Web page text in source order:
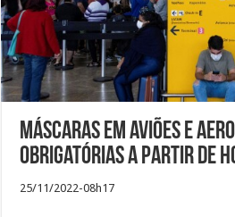
Máscaras em aviões e
obrigatórias a partir de
25/11/2022-08h17